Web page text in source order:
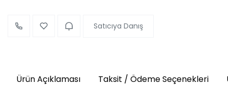
Satıcıya Danış
Ürün Açıklaması Taksit / Ödeme Seçenekleri